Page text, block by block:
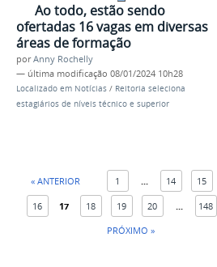
Ao todo, estão sendo
ofertadas 16 vagas em diversas
áreas de formação
porAnny Rochelly
— última modificação 08/01/2024 10h28
Localizado em Notícias / Reitoria seleciona
estagiários de níveis técnico e superior
« ANTERIOR 1 14 15
16 17 18 19 20
148
PRÓXIMO »